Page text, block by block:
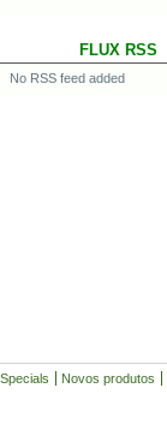
FLUX RSS
No RSS feed added
Specials Novos produtos